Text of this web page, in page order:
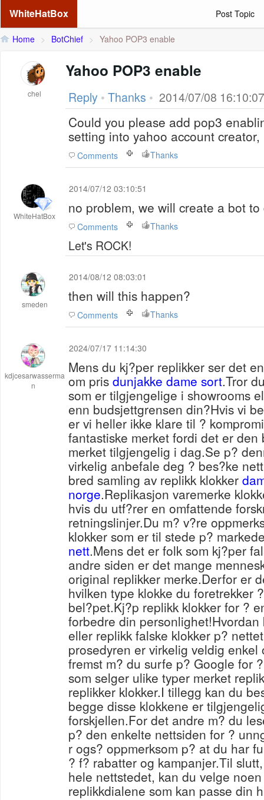
WhiteHatBox Post Topic
Home > BotChief > Yahoo POP3 enable
chel
Yahoo POP3 enable
Reply • Thanks • 2014/07/08 16:10:07
Could you please add pop3
setting into yahoo account
Comments Thanks
WhiteHatBox
2014/07/12 03:10:51
no problem, we will create a bot
Comments Thanks
Let's ROCK!
smeden
2014/08/12 08:03:01
then will this happen?
Comments Thanks
kdjcesarwasserma
n
2024/07/17 11:14:30
Mens du kj?per replikker ser det
om pris dunjakke dame sort.Tror
som er tilgjengelige i showrooms
enn budsjettgrensen din?Hvis vi
er vi heller ikke klare til ?
fantastiske merket fordi det er
merket tilgjengelig i dag.Se p?
virkelig anbefale deg ? bes?ke
bred samling av replikk klokker
norge.Replikasjon varemerke
hvis du utf?rer en omfattende
retningslinjer.Du m? v?re
klokker som er til stede p?
nett.Mens det er folk som kj?per
andre siden er det mange
original replikker merke.Derfor er
hvilken type klokke du foretrekker
bel?pet.Kj?p replikk klokker for ?
forbedre din
eller replikk falske klokker p?
prosedyren er virkelig veldig enkel
fremst m? du surfe p? Google for
som selger ulike typer merket
replikker klokker.I tillegg kan du
begge disse klokkene er
forskjellen.For det andre m? du
p? den enkelte nettsiden for ?
r ogs? oppmerksom p? at du har
? f? rabatter og kampanjer.Til
hele nettstedet, kan du velge
replikkdialene som kan passe din